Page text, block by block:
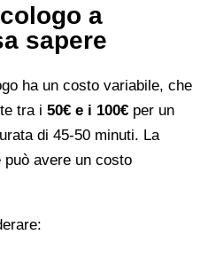
a
sapere
ha un costo variabile, che
tra i 50€ e i 100€ per un
di 45-50 minuti. La
avere un costo